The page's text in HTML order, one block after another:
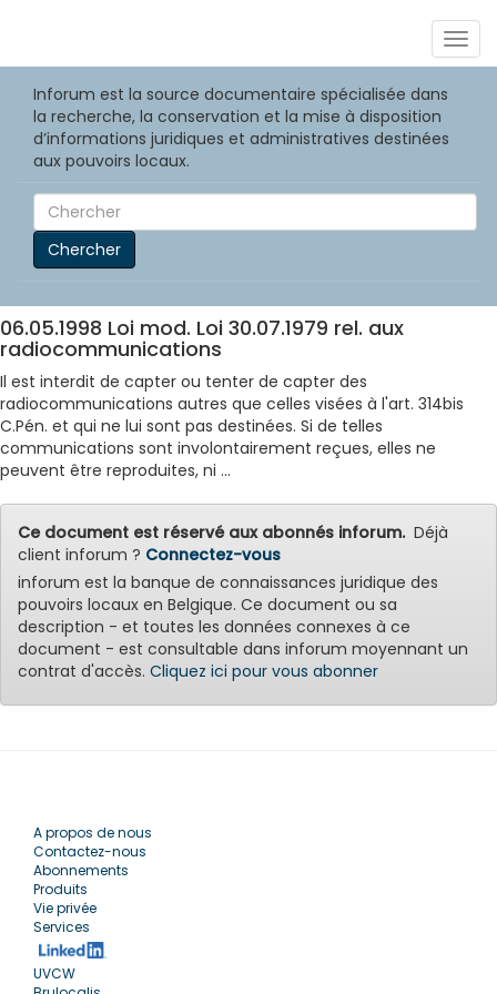
Inforum est la source documentaire spécialisée dans
la recherche, la conservation et la mise à disposition
d’informations juridiques et administratives destinées
aux pouvoirs locaux.
Chercher
06.05.1998 Loi mod. Loi 30.07.1979 rel. aux
radiocommunications
Il est interdit de capter ou tenter de capter des
radiocommunications autres que celles visées à l'art. 314bis
C.Pén. et qui ne lui sont pas destinées. Si de telles
communications sont involontairement reçues, elles ne
peuvent être reproduites, ni ...
Ce document est réservé aux abonnés inforum.Déjà
client inforum ? Connectez-vous
inforum est la banque de connaissances juridique des
pouvoirs locaux en Belgique. Ce document ou sa
description - et toutes les données connexes à ce
document - est consultable dans inforum moyennant un
contrat d'accès. Cliquez ici pour vous abonner
A propos de nous
Contactez-nous
Abonnements
Produits
Vie privée
Services
UVCW